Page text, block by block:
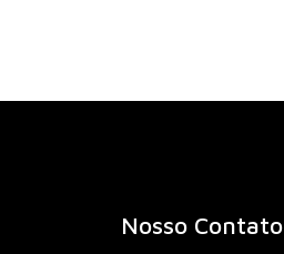
Nosso Contato